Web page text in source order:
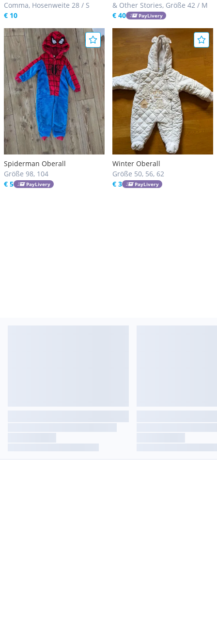
Comma, Hosenweite 28 / S
€ 10
& Other Stories, Größe 42 / M
€ 40
PayLivery
Spiderman Oberall
Größe 98, 104
€ 5
PayLivery
Winter Oberall
Größe 50, 56, 62
€ 3
PayLivery